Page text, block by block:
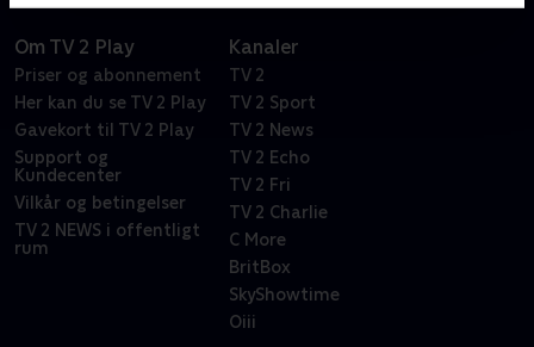
Om TV 2 Play
Priser og abonnement
Her kan du se TV 2 Play
Gavekort til TV 2 Play
Support og
Kundecenter
Vilkår og betingelser
TV 2 NEWS i offentligt
rum
Kanaler
TV 2
TV 2 Sport
TV 2 News
TV 2 Echo
TV 2 Fri
TV 2 Charlie
C More
BritBox
SkyShowtime
Oiii